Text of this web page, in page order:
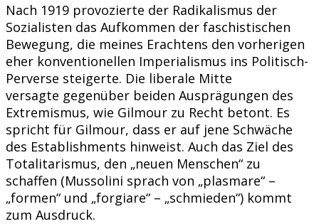
Nach 1919 provozierte der Radikalismus der
Sozialisten das Aufkommen der faschistischen
Bewegung, die meines Erachtens den vorherigen
eher konventionellen Imperialismus ins Politisch-
Perverse steigerte. Die liberale Mitte
versagte gegenüber beiden Ausprägungen des
Extremismus, wie Gilmour zu Recht betont. Es
spricht für Gilmour, dass er auf jene Schwäche
des Establishments hinweist. Auch das Ziel des
Totalitarismus, den „neuen Menschen“ zu
schaffen (Mussolini sprach von „plasmare“ –
„formen“ und „forgiare“ – „schmieden“) kommt
zum Ausdruck.